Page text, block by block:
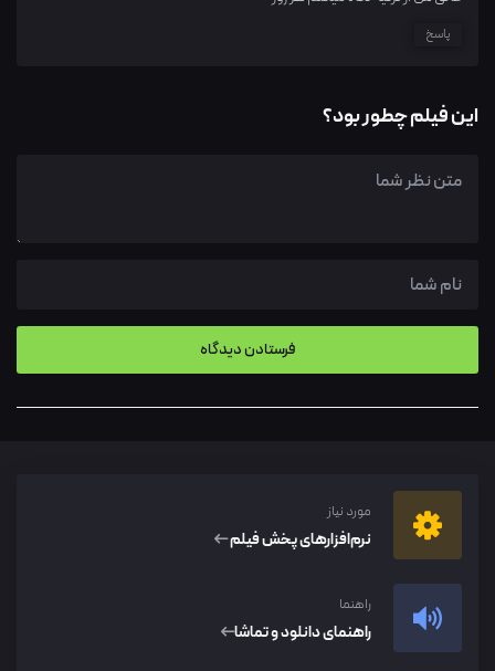
پاسخ
این فیلم چطور بود؟
مورد نیاز
نرم‌افزار‌های پخش فیلم
راهنما
راهنمای دانلود و تماشا